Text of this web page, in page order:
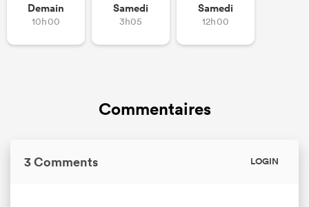
Demain
10h00
Samedi
3h05
Samedi
12h00
Commentaires
3 Comments LOGIN